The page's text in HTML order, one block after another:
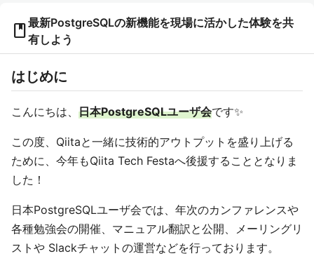
book最新PostgreSQLの新機能を現場に活かした体験を共
有しよう
はじめに
こんにちは、 日本PostgreSQLユーザ会です✨
この度、Qiitaと一緒に技術的アウトプットを盛り上げる
ために、今年もQiita Tech Festaへ後援することとなりま
した！
日本PostgreSQLユーザ会では、年次のカンファレンスや
各種勉強会の開催、マニュアル翻訳と公開、メーリングリ
ストや Slackチャットの運営などを行っております。